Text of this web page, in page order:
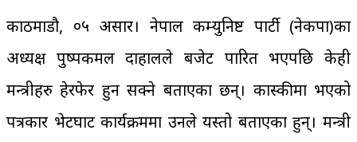
काठमाडौ, ०५ असार। नेपाल कम्युनिष्ट पार्टी (नेकपा)का
अध्यक्ष पुष्पकमल दाहालले बजेट पारित भएपछि केही
मन्त्रीहरु हेरफेर हुन सक्ने बताएका छन्। कास्कीमा भएको
पत्रकार भेटघाट कार्यक्रममा उनले यस्तो बताएका हुन्। मन्त्री